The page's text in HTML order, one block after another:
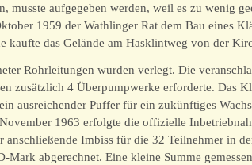
musste aufgegeben werden, weil es zu wenig
1959 der Wathlinger Rat dem Bau eines
kaufte das Gelände am Hasklintweg von der
Rohrleitungen wurden verlegt. Die
zusätzlich 4 Überpumpwerke erforderte. Das
ausreichender Puffer für ein zukünftiges
1963 erfolgte die offizielle
anschließende Imbiss für die 32 Teilnehmer in
Mark abgerechnet. Eine kleine Summe